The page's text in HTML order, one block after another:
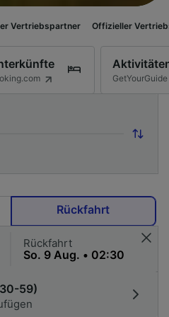
Offizieller Vertriebspartner
GetYourGuide
Rückfahrt
Rückfahrt
59)